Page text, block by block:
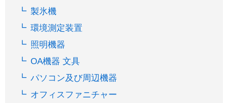
製氷機
環境測定装置
照明機器
OA機器 文具
パソコン及び周辺機器
オフィスファニチャー